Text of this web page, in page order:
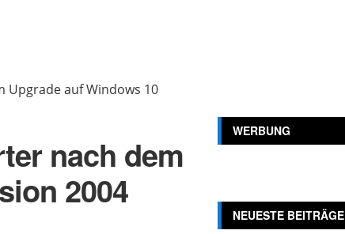
Upgrade auf Windows 10
nach dem
2004
WERBUNG
NEUESTE BEITRÄGE